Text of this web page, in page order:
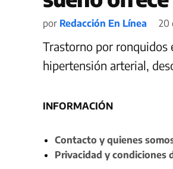
por Redacción En Línea 20
Trastorno por ronquidos
hipertensión arterial,
INFORMACIÓN
Contacto y quienes
Privacidad y condiciones